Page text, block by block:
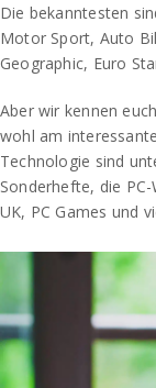
Die bekanntesten
Motor Sport, Auto
Geographic, Euro
Aber wir kennen
wohl am
Technologie sind
Sonderhefte, die
UK, PC Games und